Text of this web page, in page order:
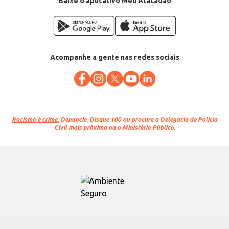
Acompanhe a gente nas redes sociais
Racismo é crime. Denuncie. Disque 100 ou procure a Delegacia de Polícia
Civil mais próxima ou o Ministério Público.